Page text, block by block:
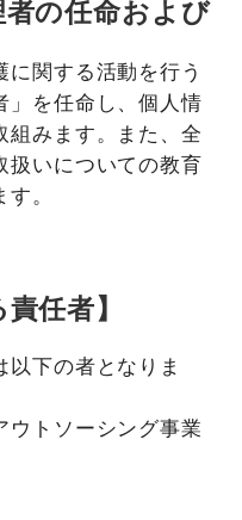
関する活動を行う
」を任命し、個人情
組みます。また、全
扱いについての教育
。
任者】
以下の者となりま
トソーシング事業